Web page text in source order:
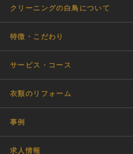
クリーニングの白鳥について
特徴・こだわり
サービス・コース
衣類のリフォーム
事例
求人情報